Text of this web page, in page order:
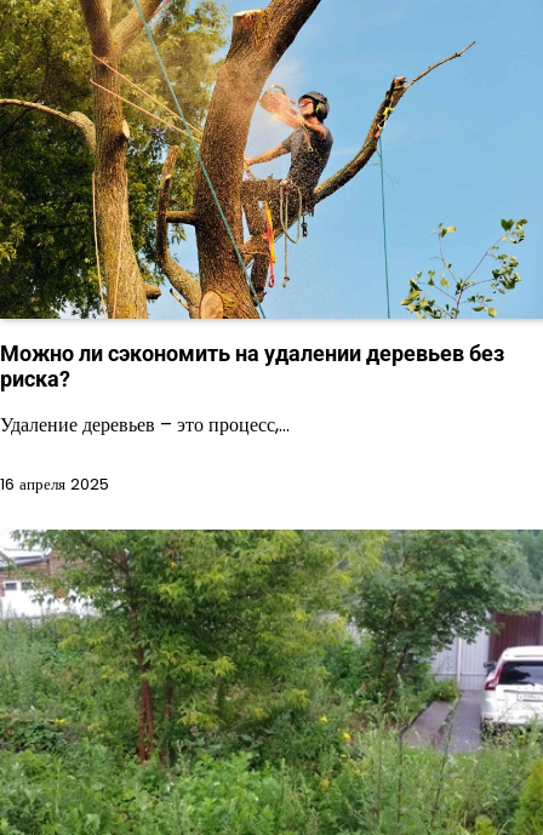
Можно ли сэкономить на удалении деревьев без
риска?
Удаление деревьев – это процесс,…
16 апреля 2025